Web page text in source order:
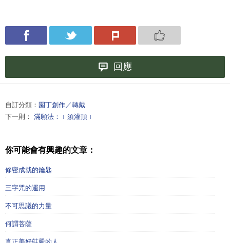
回應
自訂分類： 園丁創作／轉戴
下一則： 滿願法：﹝須灌頂﹞
你可能會有興趣的文章：
修密成就的鑰匙
三字咒的運用
不可思議的力量
何謂菩薩